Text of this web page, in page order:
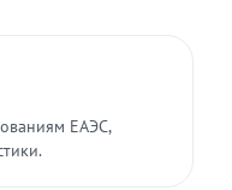
ЕАЭС,